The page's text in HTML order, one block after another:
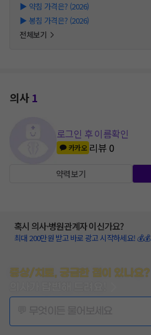
▶ 약침 가격은? (2026)
▶ 봉침 가격은? (2026)
전체보기
의사1
로그인 후 이름확인
카카오 리뷰0
약력보기
혹시 의사·병원관계자 이신가요?
최대 200만원 받고 바로 광고 시작하세요! 💰💰
증상/치료, 궁금한 점이 있나요?